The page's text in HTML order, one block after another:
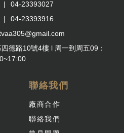
04-23393027
04-23393916
德路10號4樓 l 周一到周五09：
聯絡我們
廠商合作
聯絡我們